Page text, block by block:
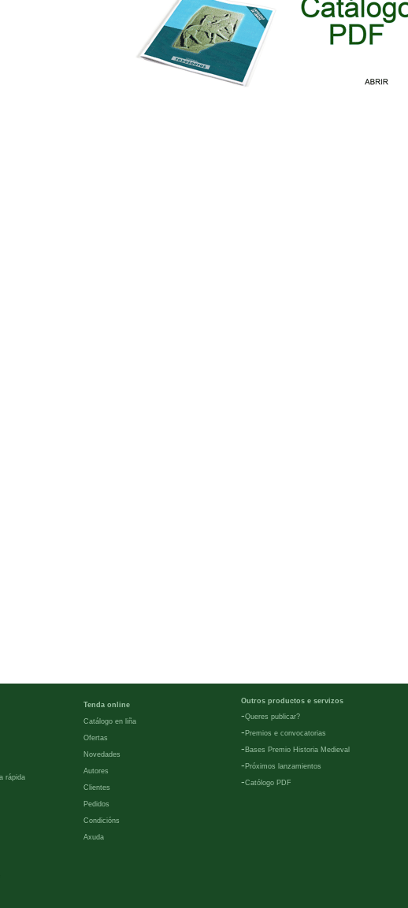
rápida
Tenda online
Catálogo en liña
Ofertas
Novedades
Autores
Clientes
Pedidos
Condicións
Axuda
Outros productos e servizos
-Queres publicar?
- Premios e convocatorias
- Bases Premio Historia Medieval
- Próximos lanzamientos
-Católogo PDF